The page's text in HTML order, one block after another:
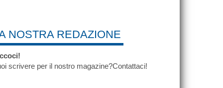
NOSTRA REDAZIONE
scrivere per il nostro magazine?Contattaci!